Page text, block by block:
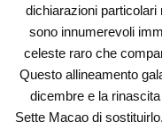
dichiarazioni particolari
sono innumerevoli
celeste raro che
Questo allineamento
dicembre e la
Sette Macao di